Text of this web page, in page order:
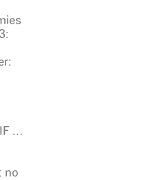
…
no